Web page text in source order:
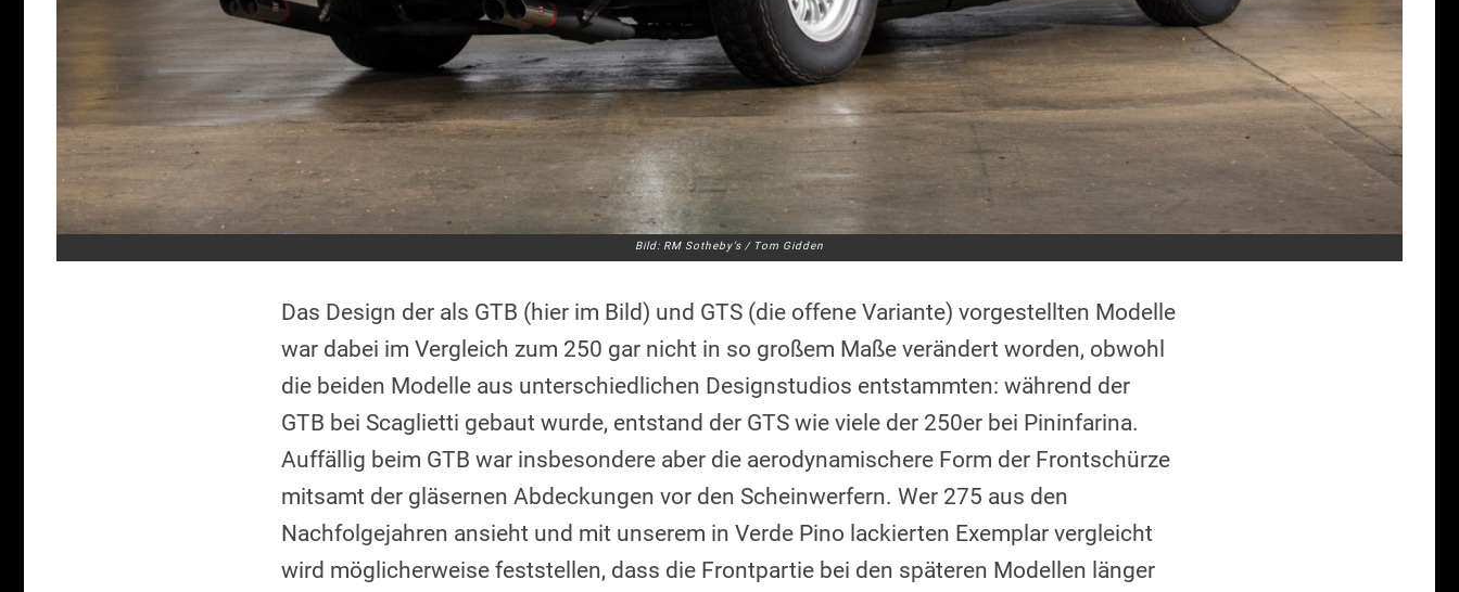
Bild: RM Sotheby’s / Tom Gidden
Das Design der als GTB (hier im Bild) und GTS (die offene Variante) vorgestellten Modelle
war dabei im Vergleich zum 250 gar nicht in so großem Maße verändert worden, obwohl
die beiden Modelle aus unterschiedlichen Designstudios entstammten: während der
GTB bei Scaglietti gebaut wurde, entstand der GTS wie viele der 250er bei Pininfarina.
Auffällig beim GTB war insbesondere aber die aerodynamischere Form der Frontschürze
mitsamt der gläsernen Abdeckungen vor den Scheinwerfern. Wer 275 aus den
Nachfolgejahren ansieht und mit unserem in Verde Pino lackierten Exemplar vergleicht
wird möglicherweise feststellen, dass die Frontpartie bei den späteren Modellen länger